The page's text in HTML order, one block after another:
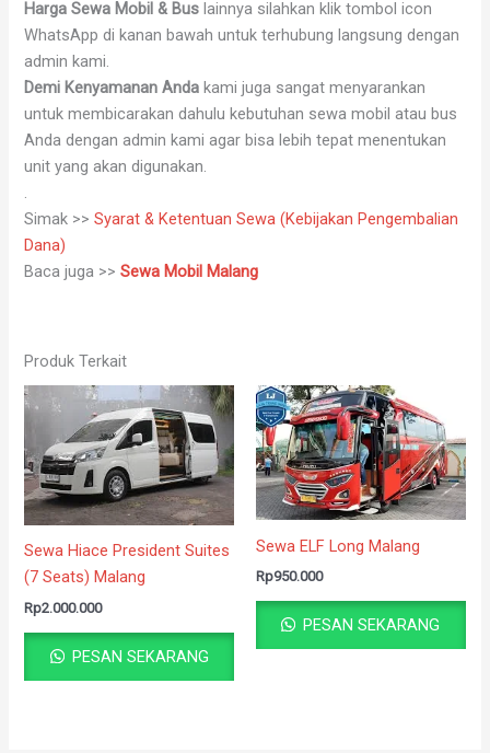
Harga Sewa Mobil & Bus lainnya silahkan klik tombol icon
WhatsApp di kanan bawah untuk terhubung langsung dengan
admin kami.
Demi Kenyamanan Andakami juga sangat menyarankan
untuk membicarakan dahulu kebutuhan sewa mobil atau bus
Anda dengan admin kami agar bisa lebih tepat menentukan
unit yang akan digunakan.
.
Simak >>Syarat & Ketentuan Sewa (Kebijakan Pengembalian
Dana)
Baca juga >> Sewa Mobil Malang
Produk Terkait
Sewa Hiace President Suites
(7 Seats) Malang
Rp2.000.000
PESAN SEKARANG
Sewa ELF Long Malang
Rp950.000
PESAN SEKARANG